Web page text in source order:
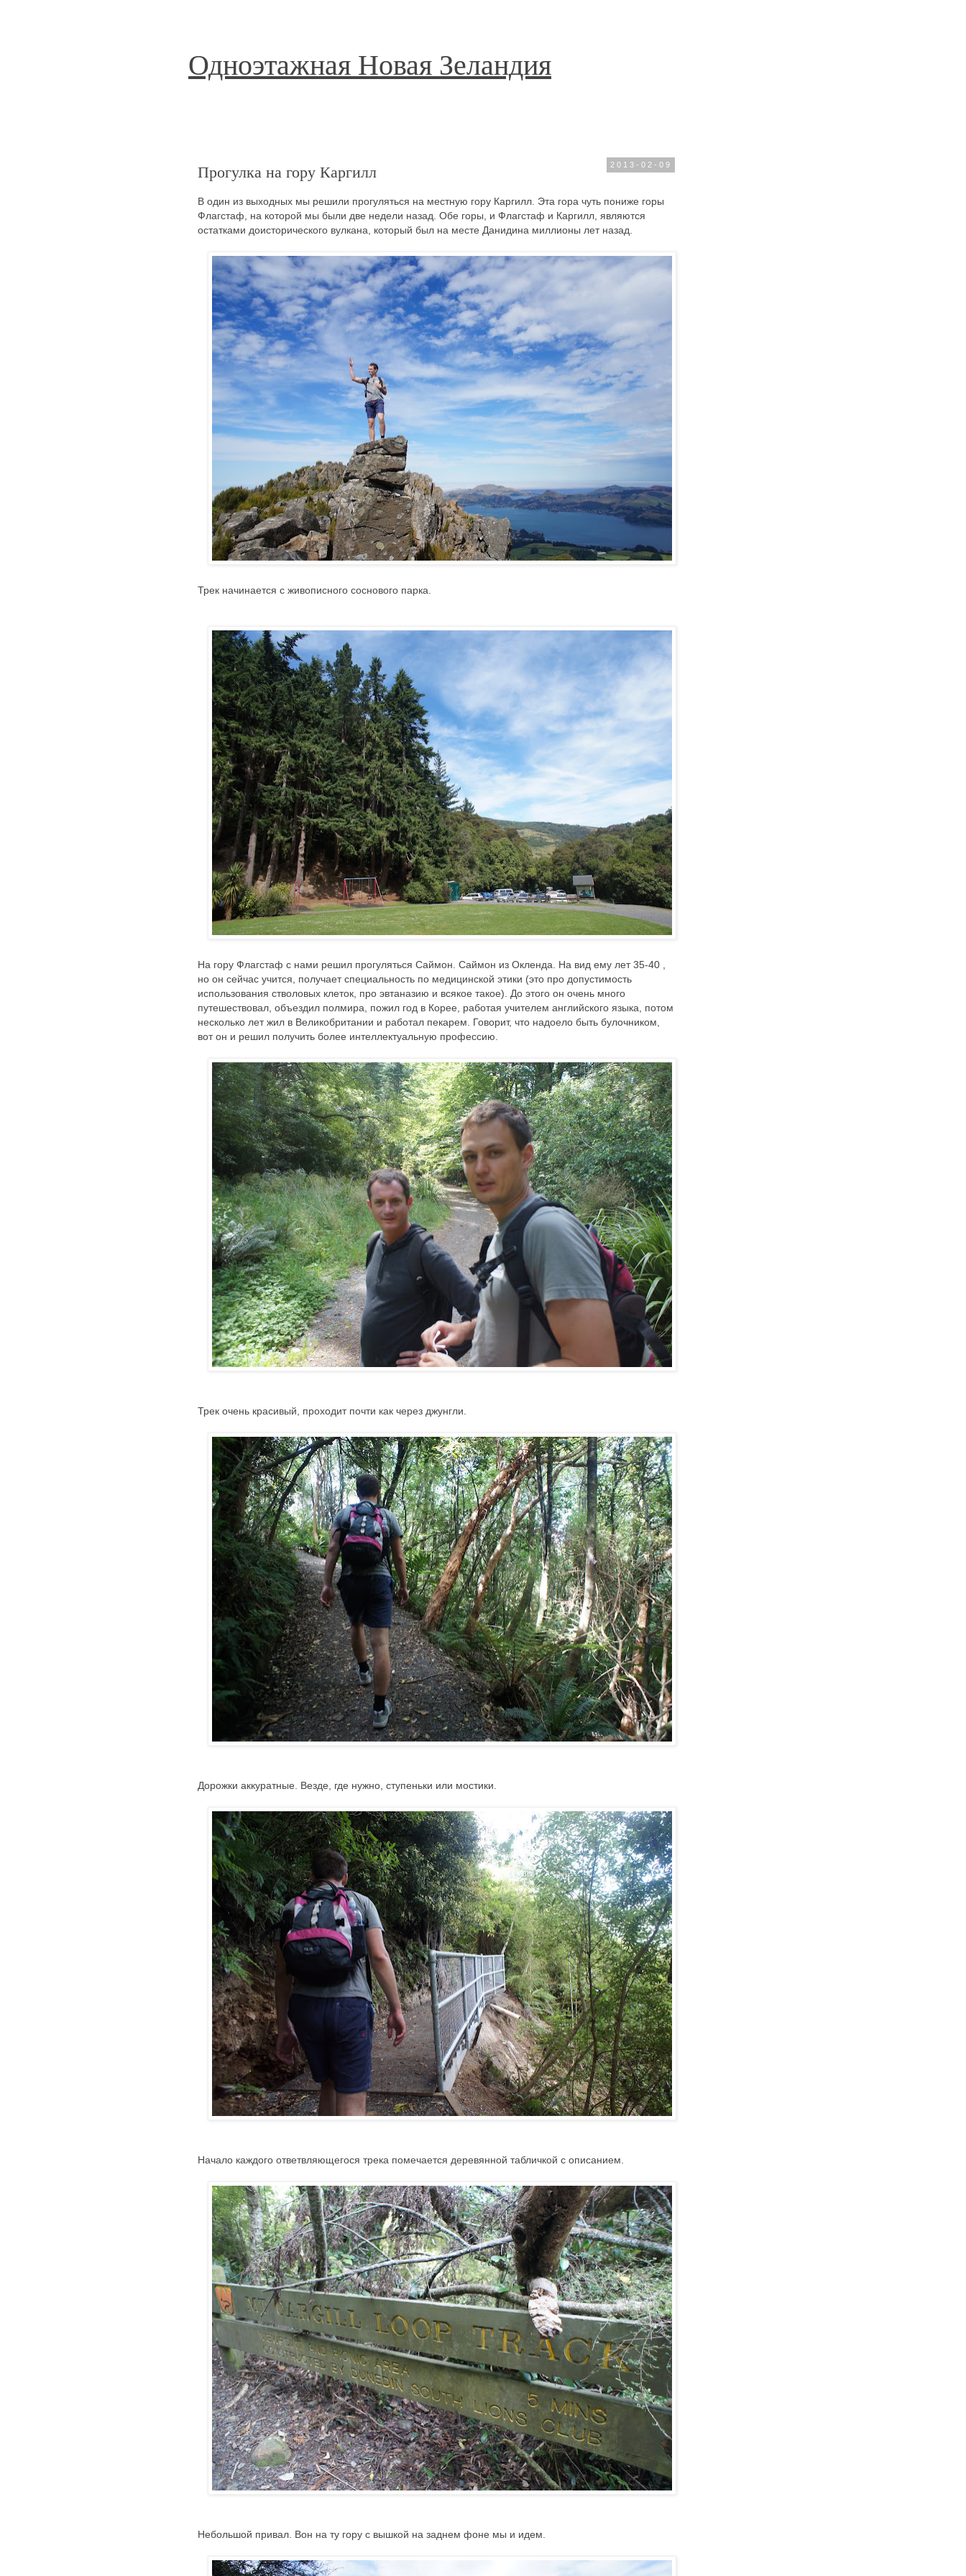
Одноэтажная Новая Зеландия
2013-02-09
Прогулка на гору Каргилл
В один из выходных мы решили прогуляться на местную гору Каргилл. Эта гора чуть пониже горы
Флагстаф, на которой мы были две недели назад. Обе горы, и Флагстаф и Каргилл, являются
остатками доисторического вулкана, который был на месте Данидина миллионы лет назад.
Трек начинается с живописного соснового парка.
На гору Флагстаф с нами решил прогуляться Саймон. Саймон из Окленда. На вид ему лет 35-40 ,
но он сейчас учится, получает специальность по медицинской этики (это про допустимость
использования стволовых клеток, про эвтаназию и всякое такое). До этого он очень много
путешествовал, объездил полмира, пожил год в Корее, работая учителем английского языка, потом
несколько лет жил в Великобритании и работал пекарем. Говорит, что надоело быть булочником,
вот он и решил получить более интеллектуальную профессию.
Трек очень красивый, проходит почти как через джунгли.
Дорожки аккуратные. Везде, где нужно, ступеньки или мостики.
Начало каждого ответвляющегося трека помечается деревянной табличкой с описанием.
Небольшой привал. Вон на ту гору с вышкой на заднем фоне мы и идем.